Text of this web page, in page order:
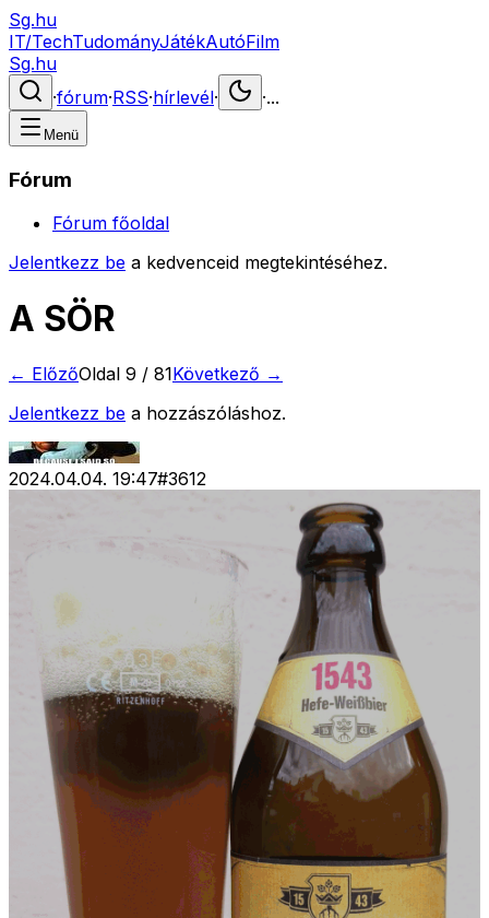
Sg.hu
IT/TechTudományJátékAutóFilm
Sg.hu
·fórum·RSS·hírlevél· ·...
Menü
Fórum
Fórum főoldal
Jelentkezz be a kedvenceid megtekintéséhez.
A SÖR
← ElőzőOldal 9 / 81Következő →
Jelentkezz be a hozzászóláshoz.
2024.04.04. 19:47#3612